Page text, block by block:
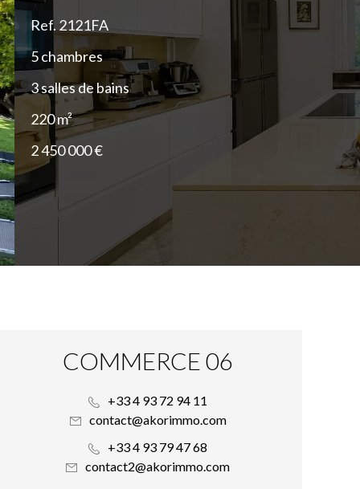
Ref. 2121FA
5 chambres
3 salles de bains
220 m²
2 450 000 €
COMMERCE 06
+33 4 93 72 94 11
contact@akorimmo.com
+33 4 93 79 47 68
contact2@akorimmo.com